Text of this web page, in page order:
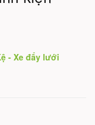
- Xe đẩy lưới